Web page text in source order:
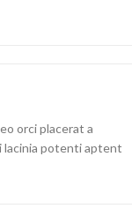
orci placerat a
lacinia potenti aptent